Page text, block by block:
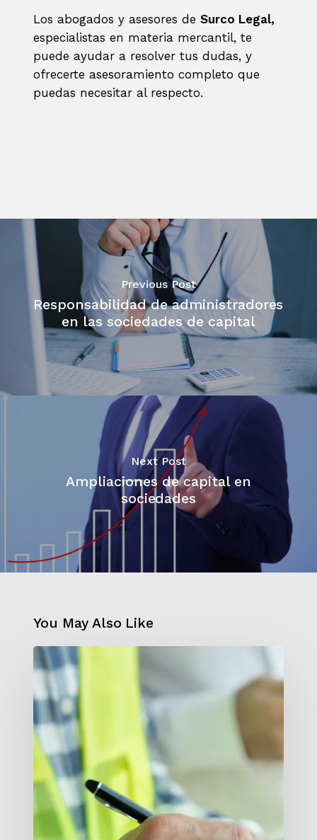
Los abogados y asesores de Surco Legal,
especialistas en materia mercantil, te
puede ayudar a resolver tus dudas, y
ofrecerte asesoramiento completo que
puedas necesitar al respecto.
Previous Post
Responsabilidad de administradores
en las sociedades de capital
Next Post
Ampliaciones de capital en
sociedades
You May Also Like